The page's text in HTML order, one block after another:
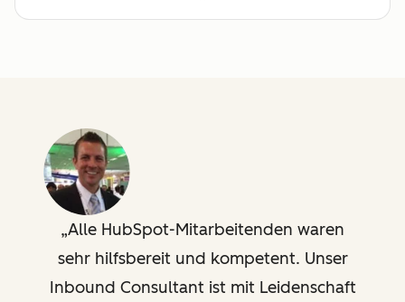
Analytics
Einrichtung und Analyse
von Kampagnen sowie
Berichterstattung
Technische Beratung
Alle HubSpot-Mitarbeitenden waren
sehr hilfsbereit und kompetent. Unser
Inbound Consultant ist mit Leidenschaft